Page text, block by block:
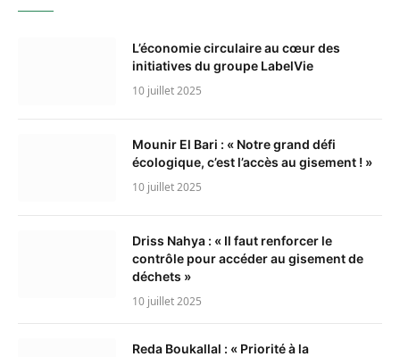
L’économie circulaire au cœur des
initiatives du groupe LabelVie
10 juillet 2025
Mounir El Bari : « Notre grand défi
écologique, c’est l’accès au gisement ! »
10 juillet 2025
Driss Nahya : « Il faut renforcer le
contrôle pour accéder au gisement de
déchets »
10 juillet 2025
Reda Boukallal : « Priorité à la